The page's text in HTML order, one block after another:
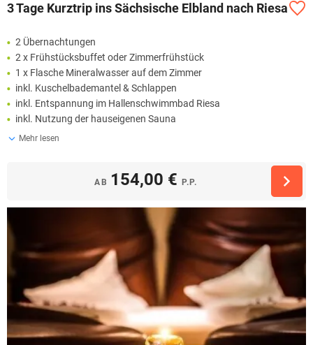
3 Tage Kurztrip ins Sächsische Elbland nach Riesa
2 Übernachtungen
2 x Frühstücksbuffet oder Zimmerfrühstück
1 x Flasche Mineralwasser auf dem Zimmer
inkl. Kuschelbademantel & Schlappen
inkl. Entspannung im Hallenschwimmbad Riesa
inkl. Nutzung der hauseigenen Sauna
Mehr lesen
AB 154,00 € P.P.